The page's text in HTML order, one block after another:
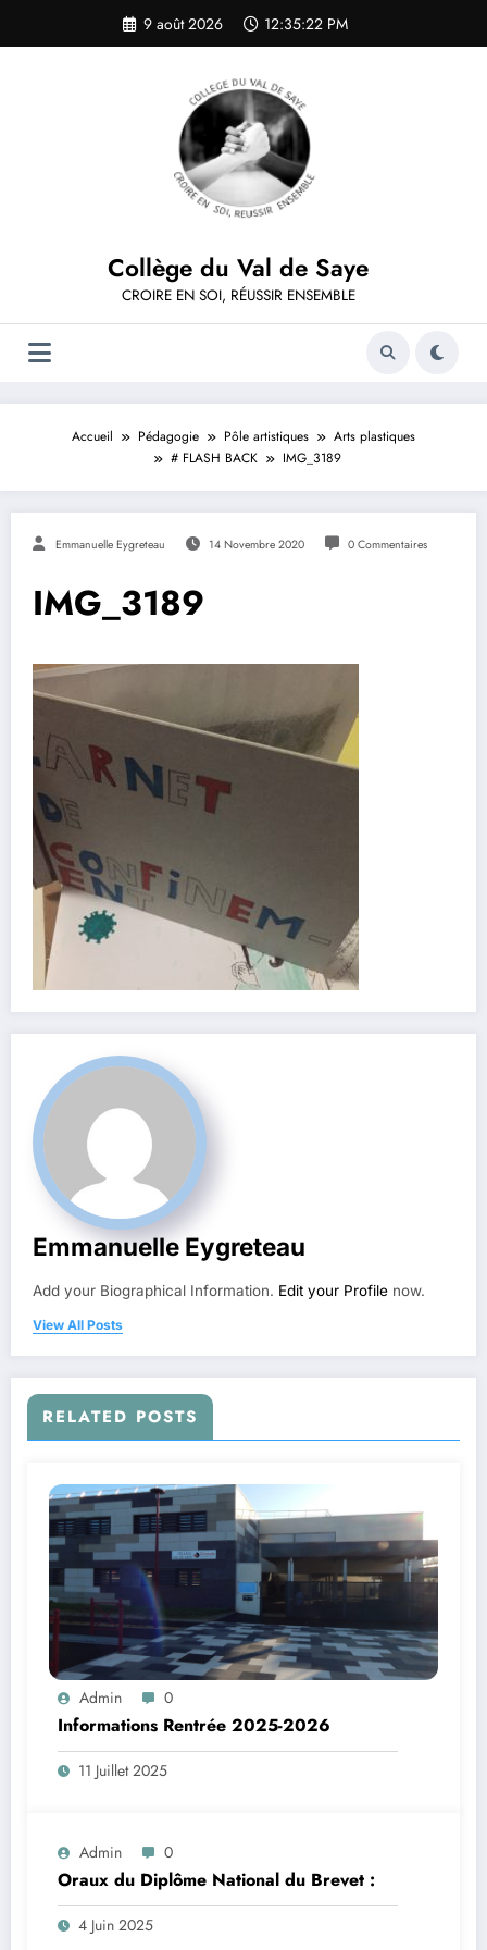
contenu
9 août 2026 12:35:22 PM
Collège du Val de Saye
CROIRE EN SOI, RÉUSSIR ENSEMBLE
Accueil Pédagogie Pôle artistiques
Arts plastiques
# FLASH BACK
IMG_3189
Emmanuelle Eygreteau 14 Novembre 2020 0 Commentaires
IMG_3189
Emmanuelle Eygreteau
Add your Biographical Information. Edit your Profile now.
View All Posts
RELATED POSTS
Admin 0
Informations Rentrée 2025-2026
11 Juillet 2025
Admin 0
Oraux du Diplôme National du Brevet :
4 Juin 2025